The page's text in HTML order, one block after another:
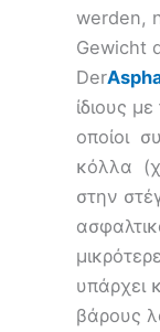
werden,
Gewicht
Der
ίδιους
οποίοι
κόλλα
στην
υπάρχει
βάρους